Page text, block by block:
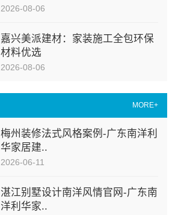
MORE+
梅州装修法式风格案例-广东南洋利
华家居建..
2026-06-11
湛江别墅设计南洋风情官网-广东南
洋利华家..
2026-08-06
嘉兴美派建材：家装施工全包环保
材料优选
2026-08-06